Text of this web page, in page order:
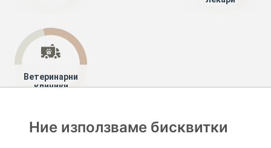
Ветеринарни
клиники
Специалисти
Ние използваме бисквитки